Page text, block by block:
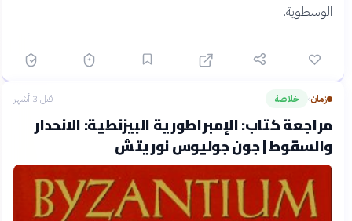
الوسطوية.
زمان› خلاصة قبل 3 أشهر
مراجعة كتاب: الإمبراطورية البيزنطية: الانحدار
والسقوط | جون جوليوس نوريتش